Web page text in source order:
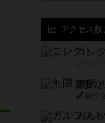
アクセス数
コレ
無限
紹介
ガル